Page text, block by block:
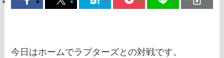
今日はホームでラプターズとの対戦です。